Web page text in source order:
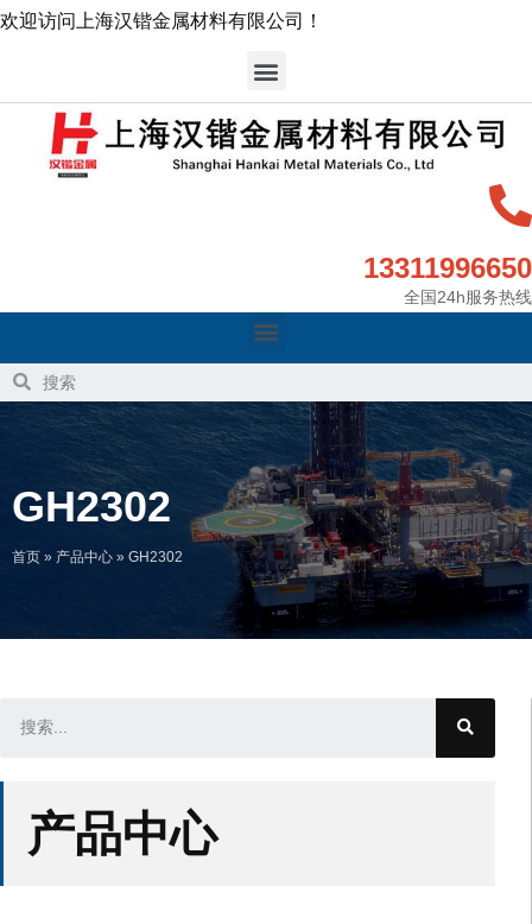
欢迎访问上海汉锴金属材料有限公司！
13311996650
全国24h服务热线
GH2302
首页 » 产品中心 » GH2302
产品中心